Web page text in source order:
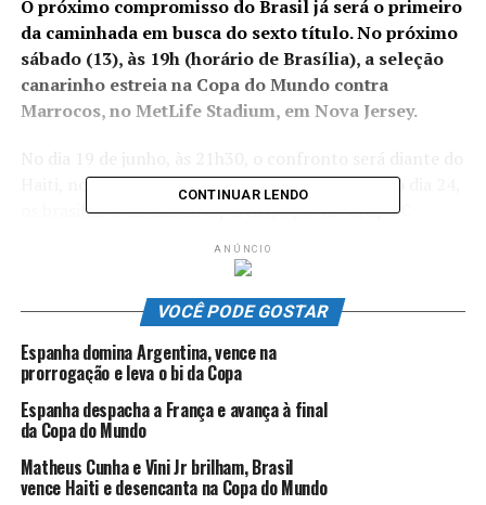
O próximo compromisso do Brasil já será o primeiro
da caminhada em busca do sexto título. No próximo
sábado (13), às 19h (horário de Brasília), a seleção
canarinho estreia na Copa do Mundo contra
Marrocos, no MetLife Stadium, em Nova Jersey.
Haiti, no Lincoln Financial Field, na Filadélfia. No dia 24,
os brasileiros finalizam a participação no Grupo C
Como esperado, Ancelotti promoveu várias
contra o Panamá no domingo passado (31 de maio),
por 6 a 2, no Maracanã. Os zagueiros Léo Pereira e
Bremer, o lateral-esquerdo Alex Sandro e os
atacantes Matheus Cunha e Luiz Henrique, titulares
no Rio de Janeiro, deram lugar, respectivamente, a
Ibãnez, Marquinhos, Lucas Paquetá e Igor Thiago
CONTINUAR LENDO
ANÚNCIO
VOCÊ PODE GOSTAR
Espanha domina Argentina, vence na
prorrogação e leva o bi da Copa
Espanha despacha a França e avança à final
da Copa do Mundo
Matheus Cunha e Vini Jr brilham, Brasil
vence Haiti e desencanta na Copa do Mundo